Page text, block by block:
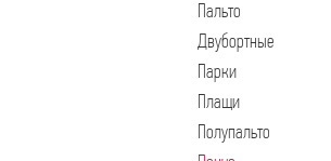
Пальто
Двубортные
Парки
Плащи
Полупальто